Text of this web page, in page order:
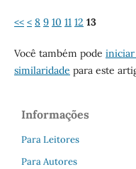
<< < 8 9 10 11 12 13
Você também pode iniciar
similaridade para este
Informações
Para Leitores
Para Autores